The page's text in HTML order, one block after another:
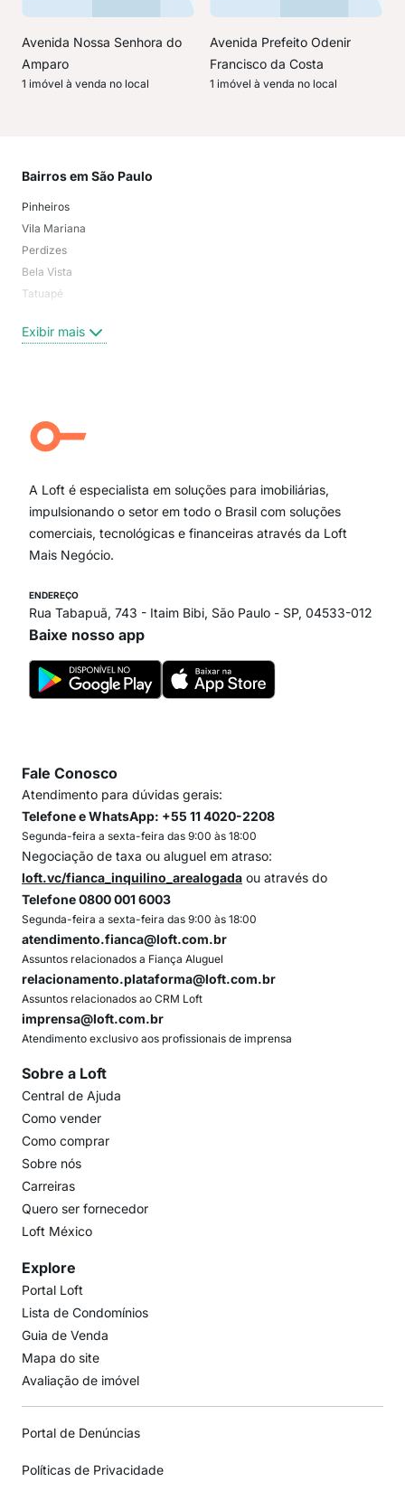
Avenida Nossa Senhora do
Amparo
1 imóvel à venda no local
Avenida Prefeito Odenir
Francisco da Costa
1 imóvel à venda no local
Bairros em São Paulo
Pinheiros
Vila Mariana
Perdizes
Bela Vista
Tatuapé
Centro
Campo Belo
Ipiranga
Paraíso
Itaim Bibi
Exibir mais
A Loft é especialista em soluções para imobiliárias,
impulsionando o setor em todo o Brasil com soluções
comerciais, tecnológicas e financeiras através da Loft
Mais Negócio.
ENDEREÇO
Rua Tabapuã, 743 - Itaim Bibi, São Paulo - SP, 04533-012
Baixe nosso app
Fale Conosco
Atendimento para dúvidas gerais:
Telefone e WhatsApp: +55 11 4020-2208
Segunda-feira a sexta-feira das 9:00 às 18:00
Negociação de taxa ou aluguel em atraso:
loft.vc/fianca_inquilino_arealogada ou através do
Telefone 0800 001 6003
Segunda-feira a sexta-feira das 9:00 às 18:00
atendimento.fianca@loft.com.br
Assuntos relacionados a Fiança Aluguel
relacionamento.plataforma@loft.com.br
Assuntos relacionados ao CRM Loft
imprensa@loft.com.br
Atendimento exclusivo aos profissionais de imprensa
Sobre a Loft
Central de Ajuda
Como vender
Como comprar
Sobre nós
Carreiras
Quero ser fornecedor
Loft México
Explore
Portal Loft
Lista de Condomínios
Guia de Venda
Mapa do site
Avaliação de imóvel
Portal de Denúncias
Políticas de Privacidade